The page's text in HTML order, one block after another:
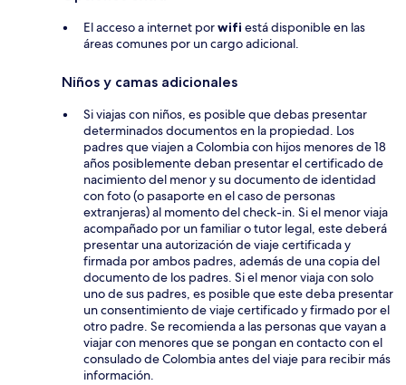
El acceso a internet porwifi está disponible en las
áreas comunes por un cargo adicional.
Niños y camas adicionales
Si viajas con niños, es posible que debas presentar
determinados documentos en la propiedad. Los
padres que viajen a Colombia con hijos menores de 18
años posiblemente deban presentar el certificado de
nacimiento del menor y su documento de identidad
con foto (o pasaporte en el caso de personas
extranjeras) al momento del check-in. Si el menor viaja
acompañado por un familiar o tutor legal, este deberá
presentar una autorización de viaje certificada y
firmada por ambos padres, además de una copia del
documento de los padres. Si el menor viaja con solo
uno de sus padres, es posible que este deba presentar
un consentimiento de viaje certificado y firmado por el
otro padre. Se recomienda a las personas que vayan a
viajar con menores que se pongan en contacto con el
consulado de Colombia antes del viaje para recibir más
información.